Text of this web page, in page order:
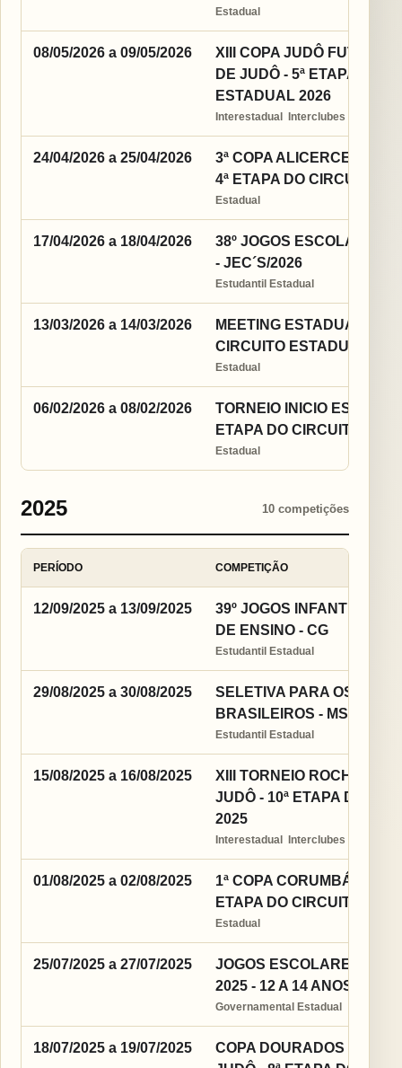
Estadual
08/05/2026 a 09/05/2026
XIII COPA JUDÔ FUTURO
DE JUDÔ - 5ª ETAPA DO
ESTADUAL 2026
Interestadual  Interclubes
24/04/2026 a 25/04/2026
3ª COPA ALICERCECE
4ª ETAPA DO CIRCUITO
Estadual
17/04/2026 a 18/04/2026
38º JOGOS ESCOLARES
- JEC´S/2026
Estudantil Estadual
13/03/2026 a 14/03/2026
MEETING ESTADUAL DE
CIRCUITO ESTADUAL
Estadual
06/02/2026 a 08/02/2026
TORNEIO INICIO
ETAPA DO CIRCUITO
Estadual
2025 10 competições
PERÍODO COMPETIÇÃO
12/09/2025 a 13/09/2025
39º JOGOS INFANTIS DA
DE ENSINO - CG
Estudantil Estadual
29/08/2025 a 30/08/2025
SELETIVA PARA OS
BRASILEIROS - MS 2025
Estudantil Estadual
15/08/2025 a 16/08/2025
XIII TORNEIO ROCHA
JUDÔ - 10ª ETAPA DO
2025
Interestadual  Interclubes
01/08/2025 a 02/08/2025
1ª COPA CORUMBÁ
ETAPA DO CIRCUITO
Estadual
25/07/2025 a 27/07/2025
JOGOS ESCOLARES DA
2025 - 12 A 14 ANOS
Governamental Estadual
18/07/2025 a 19/07/2025
COPA DOURADOS